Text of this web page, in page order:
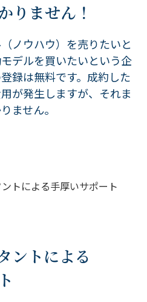
りません！
ノウハウ）を売りたいと
デルを買いたいという企
録は無料です。成約した
が発生しますが、それま
ません。
ントによる